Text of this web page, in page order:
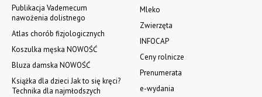
Mleko
Zwierzęta
INFOCAP
Ceny rolnicze
Prenumerata
e-wydania
Publikacja Vademecum
nawożenia dolistnego
Atlas chorób fizjologicznych
Koszulka męska NOWOŚĆ
Bluza damska NOWOŚĆ
Książka dla dzieci Jak to się kręci?
Technika dla najmłodszych